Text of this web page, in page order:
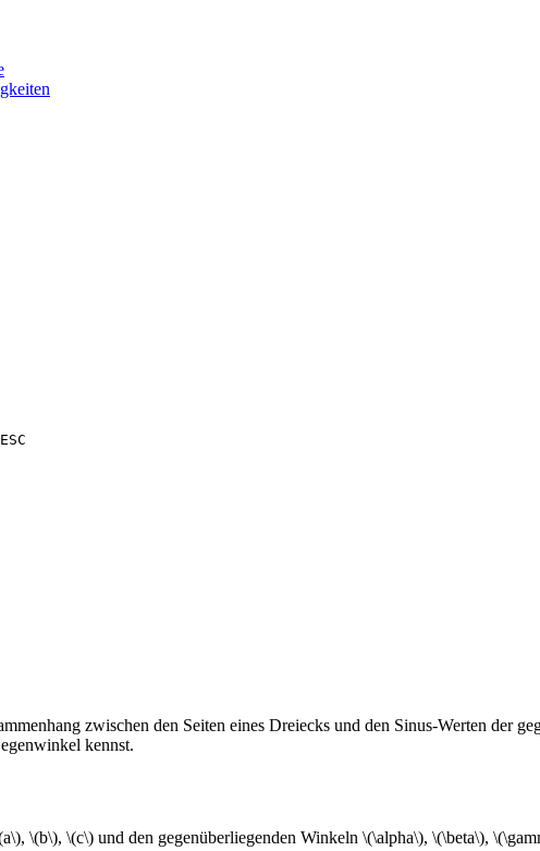
ESC
zwischen den Seiten eines Dreiecks und den Sinus-Werten der
kennst.
\(b\), \(c\) und den gegenüberliegenden Winkeln \(\alpha\), \(\beta\),